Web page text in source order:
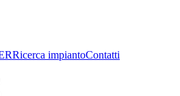
Ricerca impiantoContatti